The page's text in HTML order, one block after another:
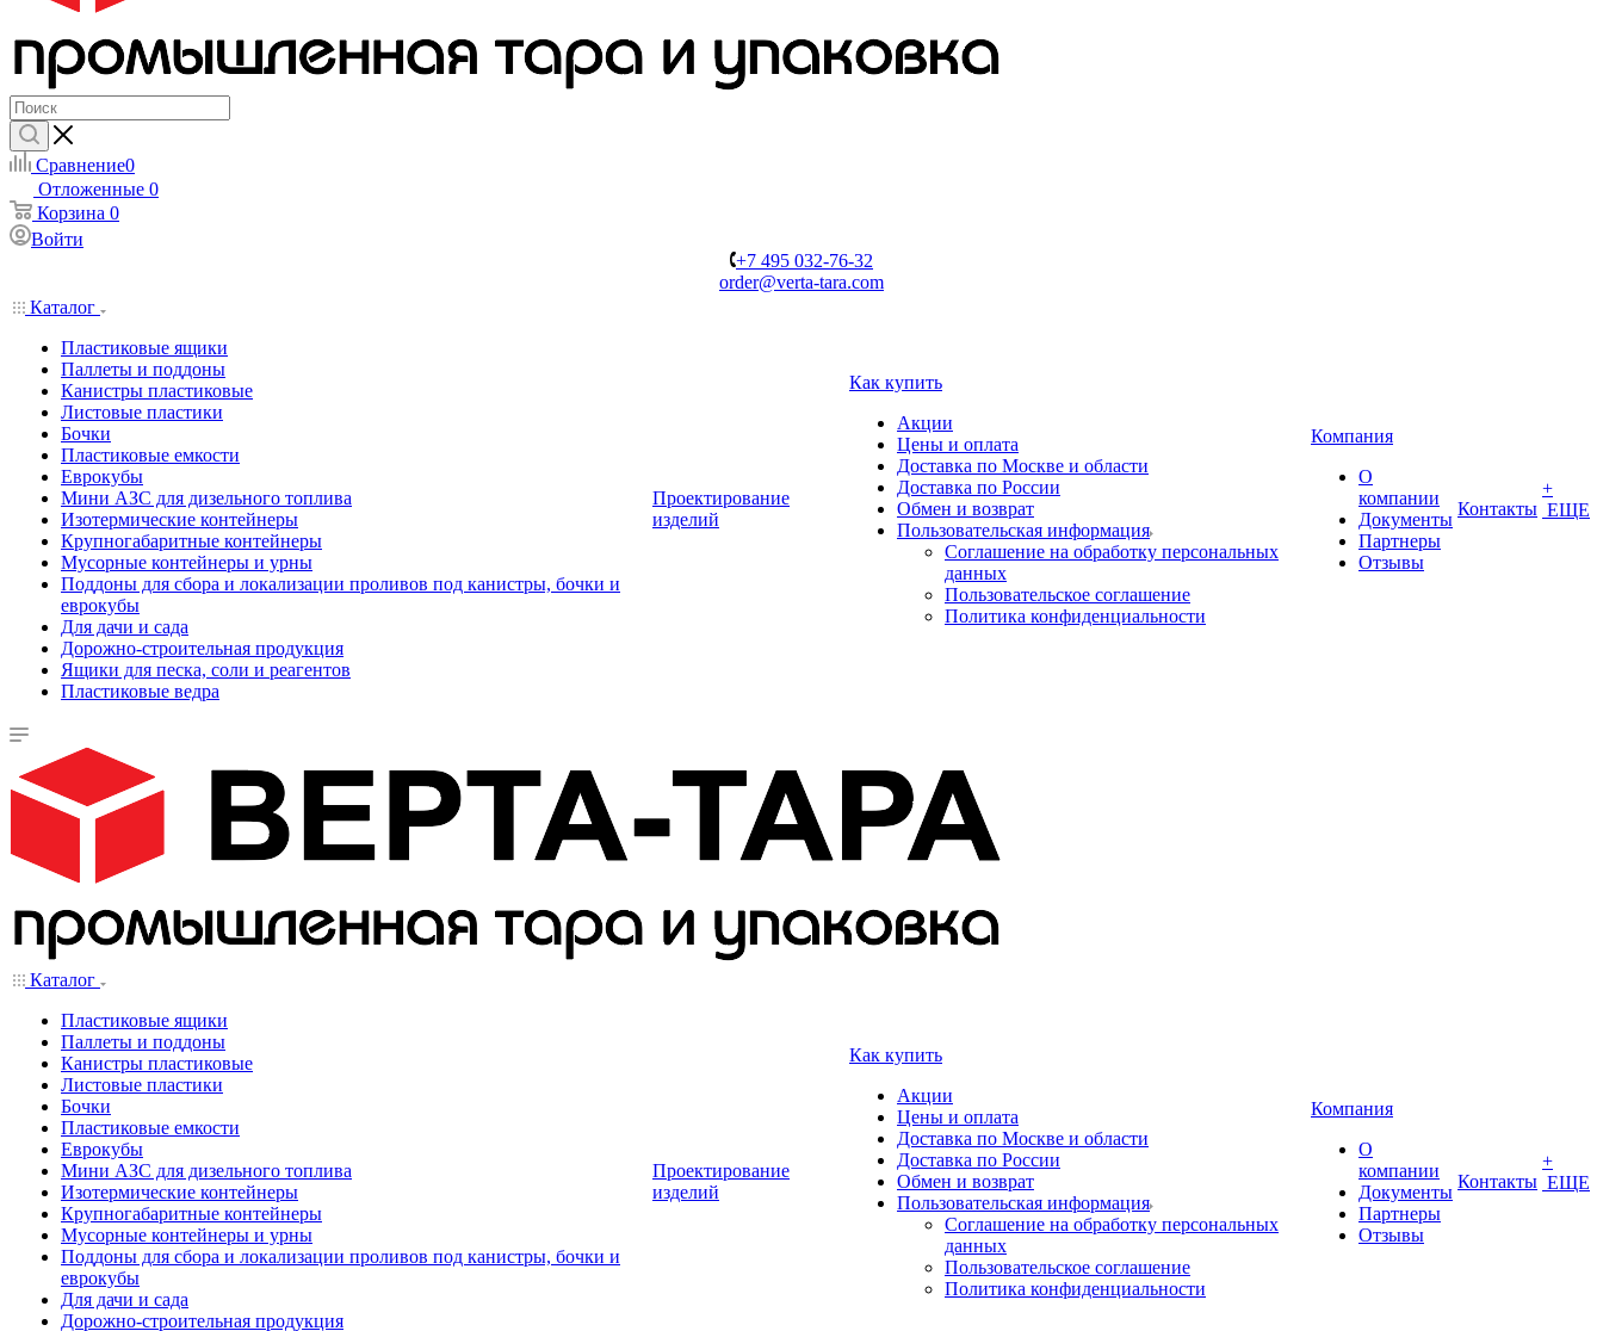
Сравнение0
Отложенные 0
Корзина 0
Войти
+7 495 032-76-32
order@verta-tara.com
Каталог
Пластиковые ящики
Паллеты и поддоны
Канистры пластиковые
Листовые пластики
Бочки
Пластиковые емкости
Еврокубы
Мини АЗС для дизельного топлива
Изотермические контейнеры
Крупногабаритные контейнеры
Мусорные контейнеры и урны
Поддоны для сбора и локализации проливов под канистры, бочки и
еврокубы
Для дачи и сада
Дорожно-строительная продукция
Ящики для песка, соли и реагентов
Пластиковые ведра
Проектирование
изделий
Как купить
Акции
Цены и оплата
Доставка по Москве и области
Доставка по России
Обмен и возврат
Пользовательская информация
Соглашение на обработку персональных
данных
Пользовательское соглашение
Политика конфиденциальности
Компания
О
компании
Документы
Партнеры
Отзывы
Контакты
+
ЕЩЕ
Каталог
Пластиковые ящики
Паллеты и поддоны
Канистры пластиковые
Листовые пластики
Бочки
Пластиковые емкости
Еврокубы
Мини АЗС для дизельного топлива
Изотермические контейнеры
Крупногабаритные контейнеры
Мусорные контейнеры и урны
Поддоны для сбора и локализации проливов под канистры, бочки и
еврокубы
Для дачи и сада
Дорожно-строительная продукция
Проектирование
изделий
Как купить
Акции
Цены и оплата
Доставка по Москве и области
Доставка по России
Обмен и возврат
Пользовательская информация
Соглашение на обработку персональных
данных
Пользовательское соглашение
Политика конфиденциальности
Компания
О
компании
Документы
Партнеры
Отзывы
Контакты
+
ЕЩЕ